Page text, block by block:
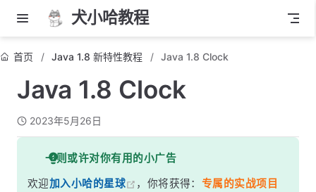
犬小哈教程
首页 Java 1.8 新特性教程 Java 1.8 Clock
Java 1.8 Clock
2023年5月26日
一则或许对你有用的小广告
欢迎加入小哈的星球 ，你将获得： 专属的实战项目